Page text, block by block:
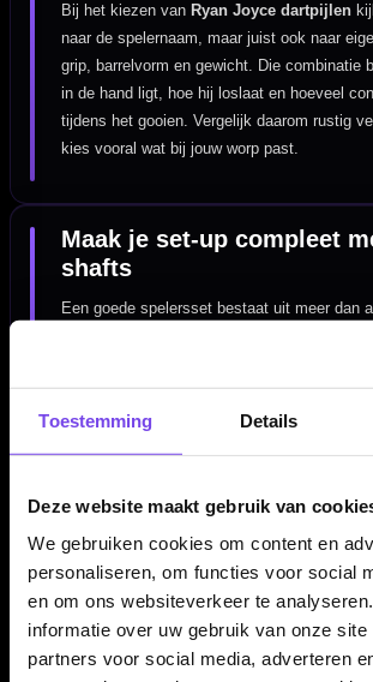
Toestemming Details
Deze website maakt gebruik van
We gebruiken cookies om content en
personaliseren, om functies voor social
en om ons websiteverkeer te
informatie over uw gebruik van onze site
partners voor social media, adverteren
Bij het kiezen van Ryan Joyce dartpijlen
naar de spelernaam, maar juist ook naar
grip, barrelvorm en gewicht. Die combinatie
in de hand ligt, hoe hij loslaat en hoeveel
tijdens het gooien. Vergelijk daarom rustig
kies vooral wat bij jouw worp past.
Maak je set-up compleet
shafts
Een goede spelersset bestaat uit meer dan
kun je de balans
darts verder afstemmen. Zo kun je een set
combineren met onderdelen die beter
voorkeur in stabiliteit, snelheid en worpritme.
Spelersartikelen voor fans
fanatieke darters
Artikelen van bekende dartspelers zijn
zeker ook bij darters die gewoon een
zoeken. Binnendartspelers artikelenkun je
verschillende spelercollecties naast elkaar